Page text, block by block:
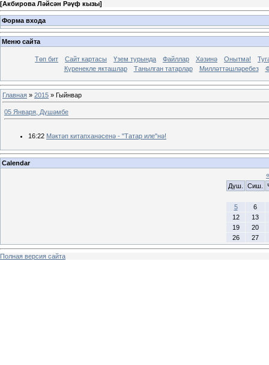
[Акбирова Ләйсән Рәүф кызы]
Форма входа
Меню сайта
Төп бит Сайт картасы Үзем турында Файллар Хәзинә Онытма!
Күренекле якташлар
Танылган татарлар Милләттәшләребез
Главная » 2015 » Гыйнвар
05 Января, Дүшәмбе
16:22 Мәктәп китапханәсенә - "Татар иле"нә!
Calendar
«
Дүш.
Сиш.
5
6
12
13
19
20
26
27
Полная версия сайта